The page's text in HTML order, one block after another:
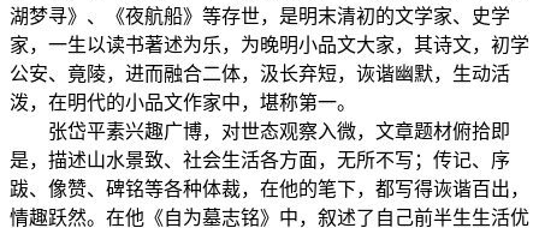
湖梦寻》、《夜航船》等存世，是明末清初的文学家、史学
家，一生以读书著述为乐，为晚明小品文大家，其诗文，初学
公安、竟陵，进而融合二体，汲长弃短，诙谐幽默，生动活
泼，在明代的小品文作家中，堪称第一。
张岱平素兴趣广博，对世态观察入微，文章题材俯拾即
是，描述山水景致、社会生活各方面，无所不写；传记、序
跋、像赞、碑铭等各种体裁，在他的笔下，都写得诙谐百出，
情趣跃然。在他《自为墓志铭》中，叙述了自己前半生生活优